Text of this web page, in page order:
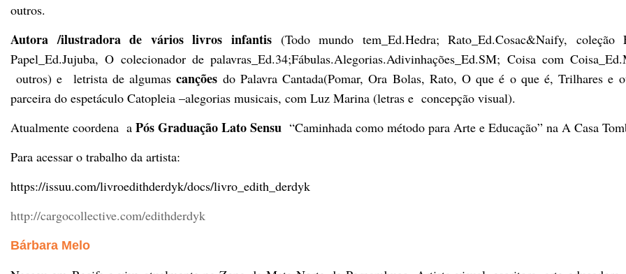
outros.
Autora /ilustradora de vários livros infantis(Todo mundo tem_Ed.Hedra; Rato_Ed.Cosac&Naify, coleção
Papel_Ed.Jujuba, O colecionador de palavras_Ed.34;Fábulas.Alegorias.Adivinhações_Ed.SM; Coisa com
outros) e letrista de algumascanções do Palavra Cantada(Pomar, Ora Bolas, Rato, O que é o que é, Trilhares e
parceira do espetáculo Catopleia –alegorias musicais, com Luz Marina (letras e concepção visual).
Atualmente coordena a Pós Graduação Lato Sensu “Caminhada como método para Arte e Educação” na A Casa
Para acessar o trabalho da artista:
https://issuu.com/livroedithderdyk/docs/livro_edith_derdyk
http://cargocollective.com/edithderdyk
Bárbara Melo